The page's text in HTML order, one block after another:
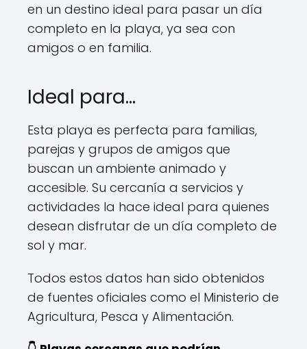
en un destino ideal para pasar un día
completo en la playa, ya sea con
amigos o en familia.
Ideal para…
Esta playa es perfecta para familias,
parejas y grupos de amigos que
buscan un ambiente animado y
accesible. Su cercanía a servicios y
actividades la hace ideal para quienes
desean disfrutar de un día completo de
sol y mar.
Todos estos datos han sido obtenidos
de fuentes oficiales como el Ministerio de
Agricultura, Pesca y Alimentación.